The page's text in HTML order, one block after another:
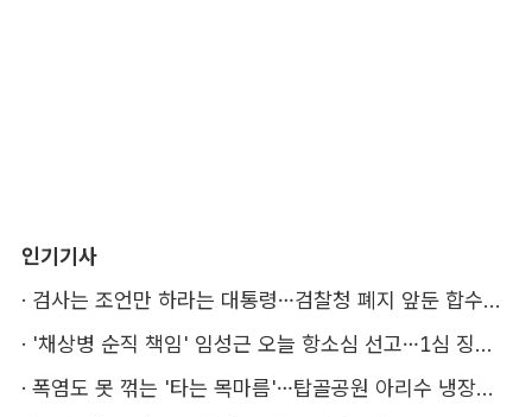
인기기사
·
검사는 조언만 하라는 대통령…검찰청 폐지 앞둔 합수본 '딜레마'
·
'채상병 순직 책임' 임성근 오늘 항소심 선고…1심 징역 3년
·
폭염도 못 꺾는 '타는 목마름'…탑골공원 아리수 냉장고 가보니